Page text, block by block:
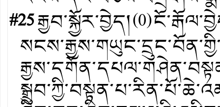
#25རྒྱབ་སྐྱོར་བྱེད།(0)